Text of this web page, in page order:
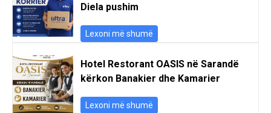
Diela pushim
Lexoni më shumë
Hotel Restorant OASIS në Sarandë
kërkon Banakier dhe Kamarier
Lexoni më shumë